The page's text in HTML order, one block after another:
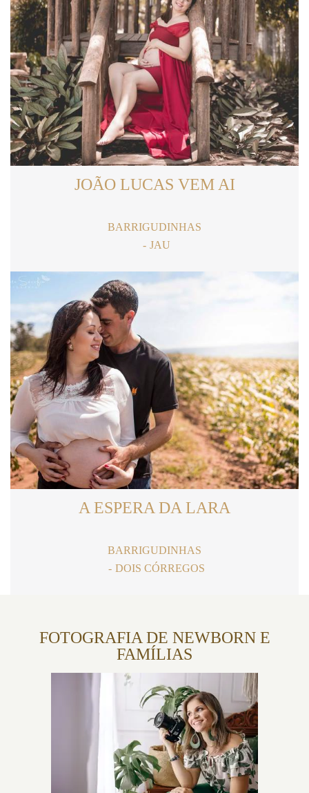
JOÃO LUCAS VEM AI
BARRIGUDINHAS
JAU
A ESPERA DA LARA
BARRIGUDINHAS
DOIS CÓRREGOS
FOTOGRAFIA DE NEWBORN E
FAMÍLIAS